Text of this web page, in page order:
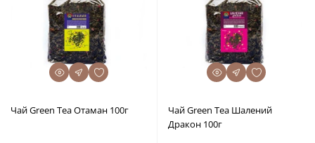
Чай Green Tea Отаман 100г
Чай Green Tea Шалений
Дракон 100г